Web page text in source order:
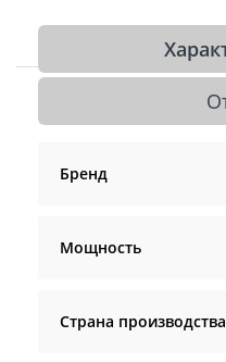
Бренд
Мощность
Страна производства